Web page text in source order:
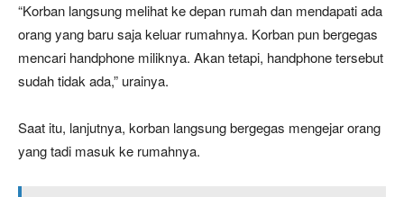
“Korban langsung melihat ke depan rumah dan mendapati ada
orang yang baru saja keluar rumahnya. Korban pun bergegas
mencari handphone miliknya. Akan tetapi, handphone tersebut
sudah tidak ada,” urainya.
Saat itu, lanjutnya, korban langsung bergegas mengejar orang
yang tadi masuk ke rumahnya.